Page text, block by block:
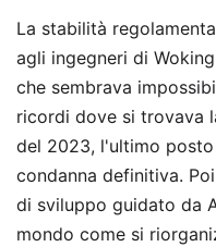
La stabilità
agli ingegneri di
che sembrava
ricordi dove si trovava
del 2023, l'ultimo
condanna definitiva.
di sviluppo guidato da
mondo come si